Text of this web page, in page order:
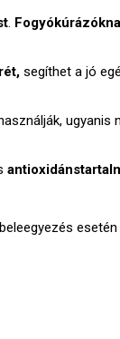
.
segíthet a jó
ugyanis